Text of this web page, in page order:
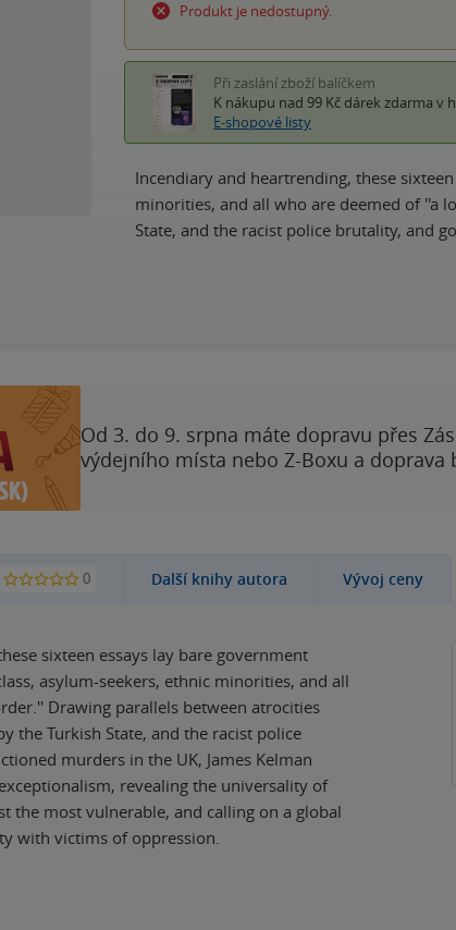
Produkt je nedostupný.
Při zaslání zboží balíčkem
K nákupu nad 99 Kč dárek zdarma v
E-shopové listy
Incendiary and heartrending, these
minorities, and all who are deemed of ''a
State, and the racist police brutality, and
Od 3. do 9. srpna máte dopravu přes
výdejního místa nebo Z-Boxu a doprava
0 Další knihy autora Vývoj ceny
sixteen essays lay bare government
asylum-seekers, ethnic minorities, and all
Drawing parallels between atrocities
the Turkish State, and the racist police
murders in the UK, James Kelman
revealing the universality of
the most vulnerable, and calling on a global
with victims of oppression.